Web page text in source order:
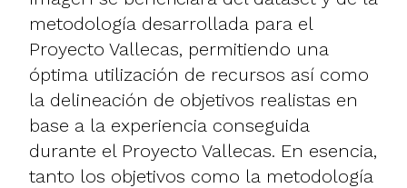
metodología desarrollada para el
Proyecto Vallecas, permitiendo una
óptima utilización de recursos así como
la delineación de objetivos realistas en
base a la experiencia conseguida
durante el Proyecto Vallecas. En esencia,
tanto los objetivos como la metodología